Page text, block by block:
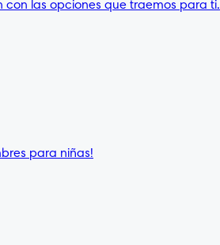
las opciones que traemos para ti.
para niñas!